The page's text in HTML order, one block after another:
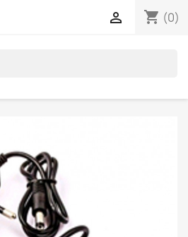
shopping_cart (0)
